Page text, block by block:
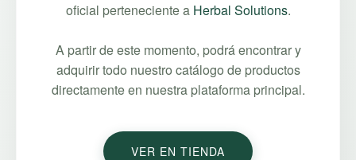
oficial perteneciente a Herbal Solutions.
A partir de este momento, podrá encontrar y
adquirir todo nuestro catálogo de productos
directamente en nuestra plataforma principal.
VER EN TIENDA